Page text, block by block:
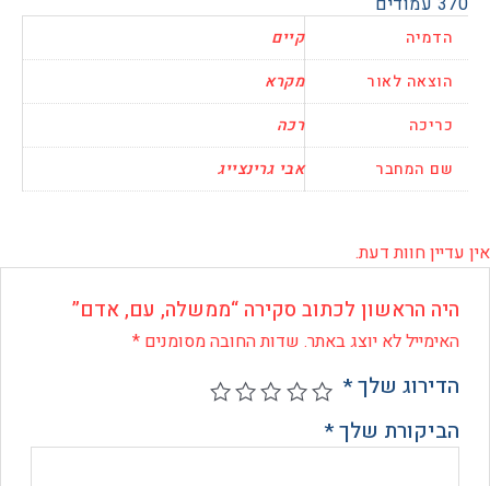
לאור
המחבר
אבי גרינצייג
חוות דעת.
הראשון לכתוב סקירה “ממשלה, עם, אדם”
לא יוצג באתר.שדות החובה מסומנים*
שלך*
שלך*